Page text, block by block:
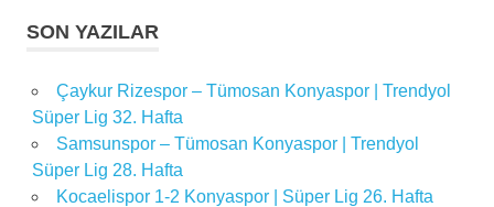
SON YAZILAR
Çaykur Rizespor – Tümosan Konyaspor | Trendyol
Süper Lig 32. Hafta
Samsunspor – Tümosan Konyaspor | Trendyol
Süper Lig 28. Hafta
Kocaelispor 1-2 Konyaspor | Süper Lig 26. Hafta